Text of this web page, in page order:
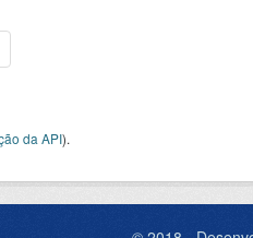
da API).